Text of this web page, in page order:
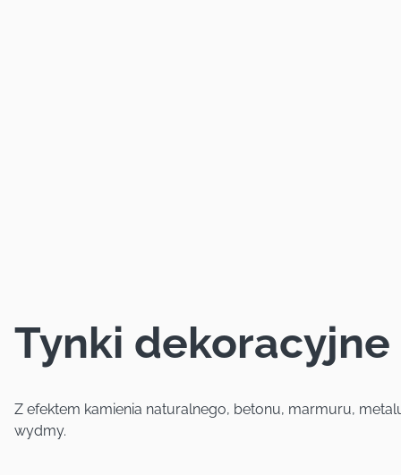
Tynki dekoracyjne
Z efektem kamienia naturalnego, betonu, marmuru,
wydmy.